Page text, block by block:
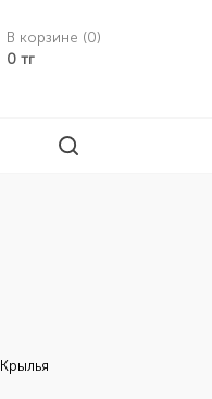
В корзине (0)
0 тг
Крылья